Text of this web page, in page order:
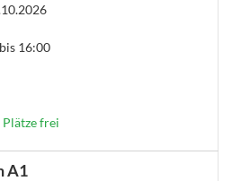
16:00
Plätze frei
A1